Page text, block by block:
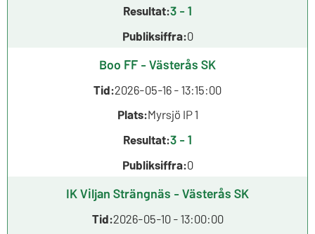
Resultat:3 - 1
Publiksiffra:0
Boo FF - Västerås SK
Tid:2026-05-16 - 13:15:00
Plats:Myrsjö IP 1
Resultat:3 - 1
Publiksiffra:0
IK Viljan Strängnäs - Västerås SK
Tid:2026-05-10 - 13:00:00